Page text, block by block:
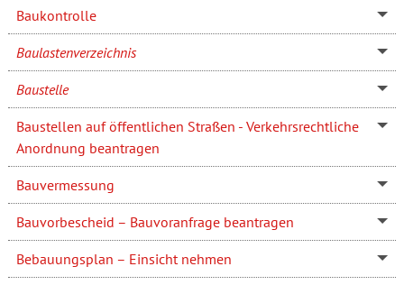
Baukontrolle
Baulastenverzeichnis
Baustelle
Baustellen auf öffentlichen Straßen - Verkehrsrechtliche
Anordnung beantragen
Bauvermessung
Bauvorbescheid – Bauvoranfrage beantragen
Bebauungsplan – Einsicht nehmen